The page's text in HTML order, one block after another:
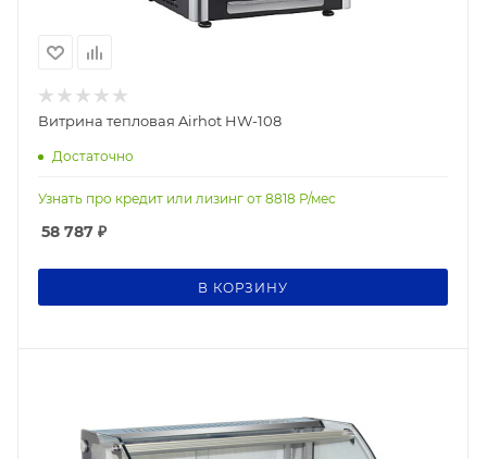
Витрина тепловая Airhot HW-108
Достаточно
Узнать про кредит или лизинг от 8818 Р/мес
58 787 ₽
В КОРЗИНУ